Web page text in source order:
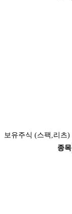
보유주식 (스팩,리츠)
종목